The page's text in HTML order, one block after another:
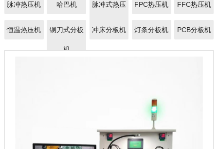
脉冲热压机 哈巴机 脉冲式热压 FPC热压机 FFC热压机
恒温热压机 铡刀式分板
机
冲床分板机 灯条分板机 PCB分板机